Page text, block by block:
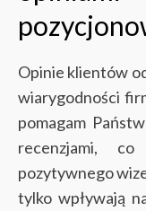
Opinie klientów
wiarygodności
pomagam
recenzjami,
pozytywnego
tylko wpływają